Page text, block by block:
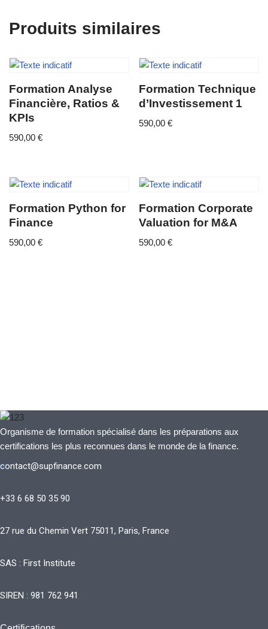
Produits similaires
Formation Analyse
Financière, Ratios &
KPIs
590,00 €
Formation Technique
d’Investissement 1
590,00€
Formation Python for
Finance
590,00 €
Formation Corporate
Valuation for M&A
590,00€
Organisme de formation spécialisé dans les préparations aux
certifications les plus reconnues dans le monde de la finance.
contact@supfinance.com
+33 6 68 50 35 90
27 rue du Chemin Vert 75011, Paris, France
SAS : First Institute
SIREN : 981 762 941